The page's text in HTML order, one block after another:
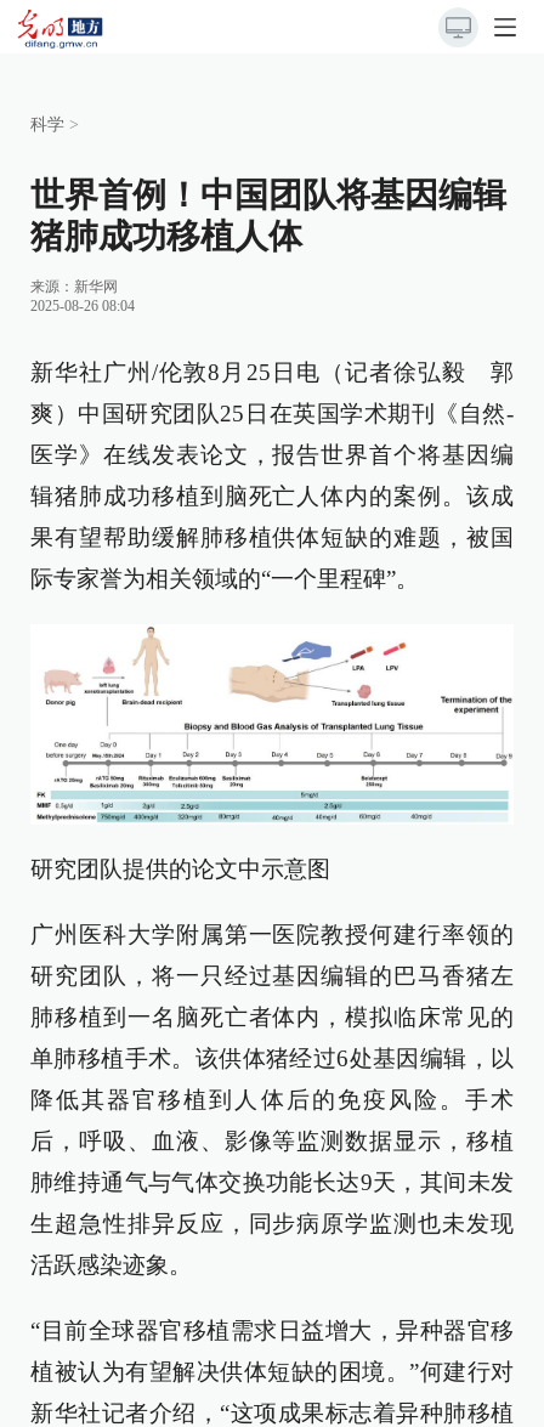
科学 >
世界首例！中国团队将基因编辑
猪肺成功移植人体
来源： 新华网
2025-08-26 08:04
新华社广州/伦敦8月25日电（记者徐弘毅 郭
爽）中国研究团队25日在英国学术期刊《自然-
医学》在线发表论文，报告世界首个将基因编
辑猪肺成功移植到脑死亡人体内的案例。该成
果有望帮助缓解肺移植供体短缺的难题，被国
际专家誉为相关领域的“一个里程碑”。
研究团队提供的论文中示意图
广州医科大学附属第一医院教授何建行率领的
研究团队，将一只经过基因编辑的巴马香猪左
肺移植到一名脑死亡者体内，模拟临床常见的
单肺移植手术。该供体猪经过6处基因编辑，以
降低其器官移植到人体后的免疫风险。手术
后，呼吸、血液、影像等监测数据显示，移植
肺维持通气与气体交换功能长达9天，其间未发
生超急性排异反应，同步病原学监测也未发现
活跃感染迹象。
“目前全球器官移植需求日益增大，异种器官移
植被认为有望解决供体短缺的困境。”何建行对
新华社记者介绍，“这项成果标志着异种肺移植